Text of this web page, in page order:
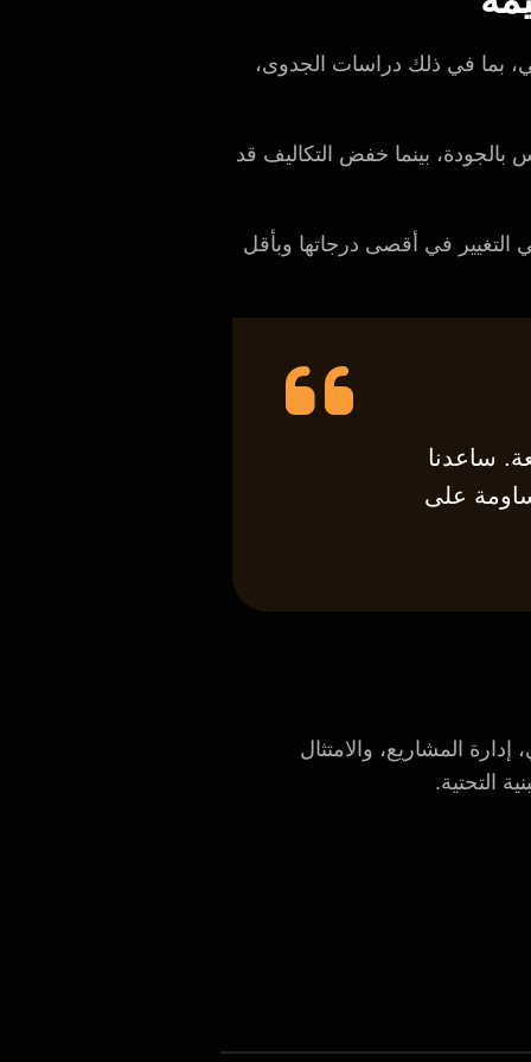
بما في ذلك دراسات الجدوى،
بينما خفض التكاليف قد
التغيير في أقصى درجاتها وبأقل
ساعدنا
على
المشاريع، والامتثال
التحتية.